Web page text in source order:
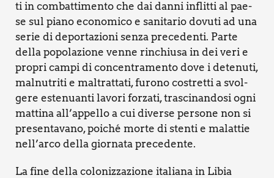
ti in com­bat­ti­men­to che dai dan­ni inflit­ti al pae­
se sul pia­no eco­no­mi­co e sani­ta­rio dovu­ti ad una
serie di depor­ta­zio­ni sen­za pre­ce­den­ti. Par­te
del­la popo­la­zio­ne ven­ne rin­chiu­sa in dei veri e
pro­pri cam­pi di con­cen­tra­men­to dove i dete­nu­ti,
mal­nu­tri­ti e mal­trat­ta­ti, furo­no costret­ti a svol­
ge­re este­nuan­ti lavo­ri for­za­ti, tra­sci­nan­do­si ogni
mat­ti­na all’appello a cui diver­se per­so­ne non si
pre­sen­ta­va­no, poi­ché mor­te di sten­ti e malat­tie
nell’arco del­la gior­na­ta pre­ce­den­te.
La fine del­la colo­niz­za­zio­ne ita­lia­na in Libia